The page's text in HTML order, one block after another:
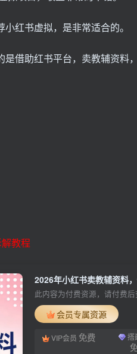
红书虚拟，是非常适合的。
借助红书平台，卖教辅资料
教程
此内容为付费资源，请付费后
会员专属资源
VIP会员 免费 搭